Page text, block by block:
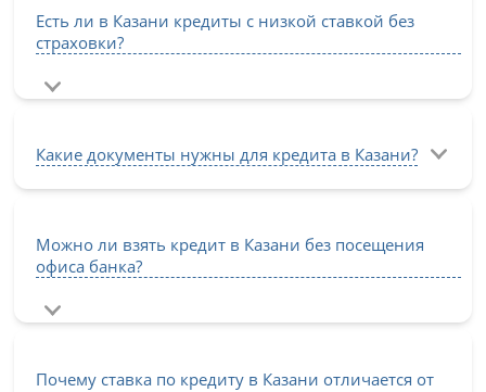
Есть ли в Казани кредиты с низкой ставкой без
страховки?
Какие документы нужны для кредита в Казани?
Можно ли взять кредит в Казани без посещения
офиса банка?
Почему ставка по кредиту в Казани отличается от